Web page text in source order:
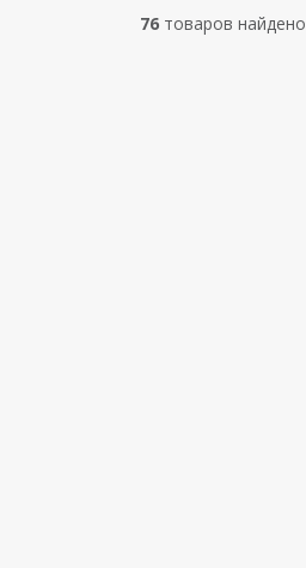
76 товаров найдено